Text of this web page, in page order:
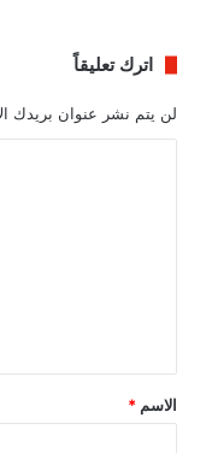
اترك تعليقاً
لن يتم نشر عنوان بريدك
ق
*
الاسم *